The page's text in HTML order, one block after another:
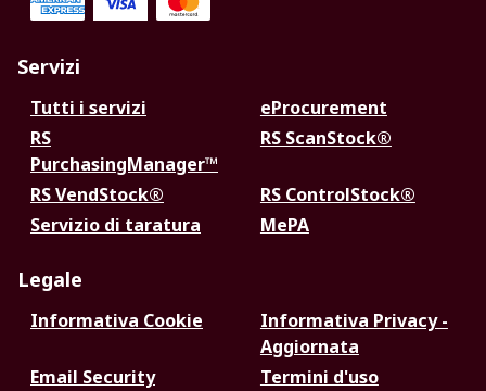
Servizi
Tutti i servizi
eProcurement
RS
PurchasingManager™
RS ScanStock®
RS VendStock®
RS ControlStock®
Servizio di taratura
MePA
Legale
Informativa Cookie
Informativa Privacy -
Aggiornata
Email Security
Termini d'uso